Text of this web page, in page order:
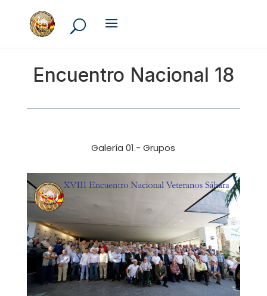
Encuentro Nacional 18
Galería 01.- Grupos